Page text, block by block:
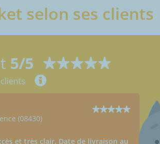
selon ses clients
5/5
(08430)
et très clair. Date de livraison au